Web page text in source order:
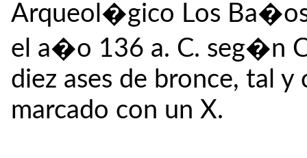
Arqueol�gico Los
el a�o 136 a. C. seg�n
diez ases de bronce, tal y
marcado con un X.